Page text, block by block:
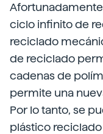
ciclo infinito de
reciclado
de reciclado
cadenas de
permite una
Por lo tanto, se
plástico